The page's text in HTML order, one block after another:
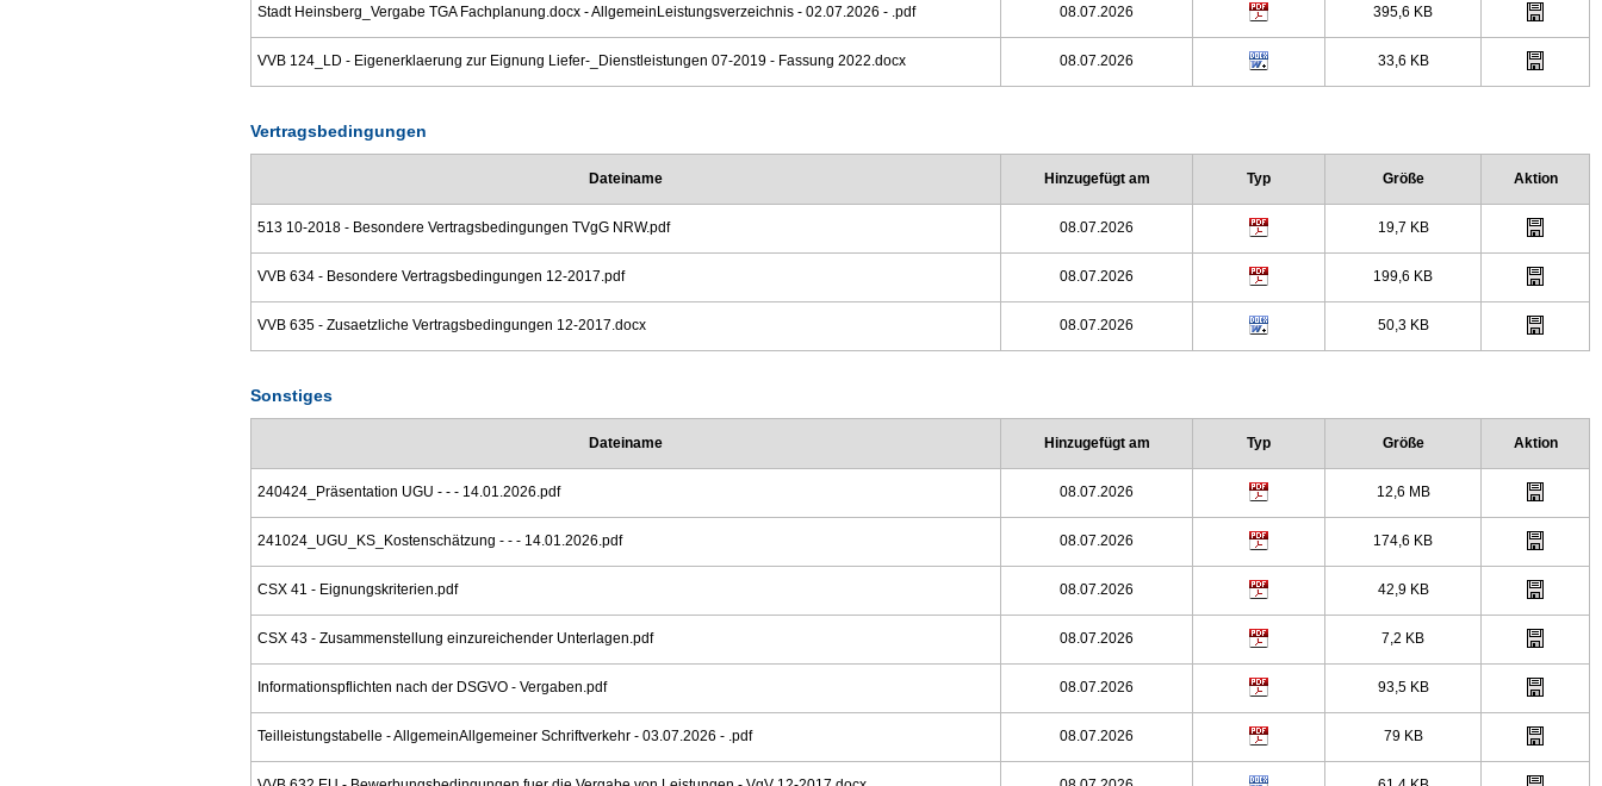
Stadt Heinsberg_Vergabe TGA Fachplanung.docx - AllgemeinLeistungsverzeichnis - 02.07.2026 - .pdf 08.07.2026 395,6 KB
VVB 124_LD - Eigenerklaerung zur Eignung Liefer-_Dienstleistungen 07-2019 - Fassung 2022.docx 08.07.2026 33,6 KB
Vertragsbedingungen
Dateiname Hinzugefügt am Typ Größe Aktion
513 10-2018 - Besondere Vertragsbedingungen TVgG NRW.pdf 08.07.2026 19,7 KB
VVB 634 - Besondere Vertragsbedingungen 12-2017.pdf 08.07.2026 199,6 KB
VVB 635 - Zusaetzliche Vertragsbedingungen 12-2017.docx 08.07.2026 50,3 KB
Sonstiges
Dateiname Hinzugefügt am Typ Größe Aktion
240424_Präsentation UGU - - - 14.01.2026.pdf 08.07.2026 12,6 MB
241024_UGU_KS_Kostenschätzung - - - 14.01.2026.pdf 08.07.2026 174,6 KB
CSX 41 - Eignungskriterien.pdf 08.07.2026 42,9 KB
CSX 43 - Zusammenstellung einzureichender Unterlagen.pdf 08.07.2026 7,2 KB
Informationspflichten nach der DSGVO - Vergaben.pdf 08.07.2026 93,5 KB
Teilleistungstabelle - AllgemeinAllgemeiner Schriftverkehr - 03.07.2026 - .pdf 08.07.2026 79 KB